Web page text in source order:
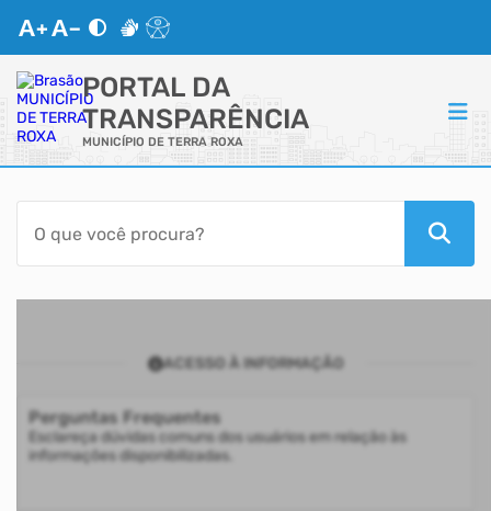
PORTAL DA
TRANSPARÊNCIA
MUNICÍPIO DE TERRA ROXA
ACESSO RÁPIDO
Acessibilidade
Autoatendimento
Mapa do Site
ACESSO À INFORMAÇÃO
Perguntas Frequentes
Esclareça dúvidas comuns dos usuários em relação às
informações disponibilizadas.